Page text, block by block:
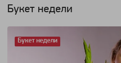
Букет недели
Букет недели